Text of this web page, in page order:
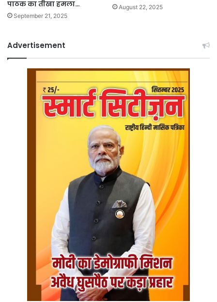
पाठक का तीखा हमला…
September 21, 2025
August 22, 2025
Advertisement